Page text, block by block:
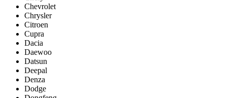
Chevrolet
Chrysler
Citroen
Cupra
Dacia
Daewoo
Datsun
Deepal
Denza
Dodge